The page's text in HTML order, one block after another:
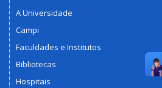
A Universidade
Campi
Faculdades e Institutos
Bibliotecas
Hospitais